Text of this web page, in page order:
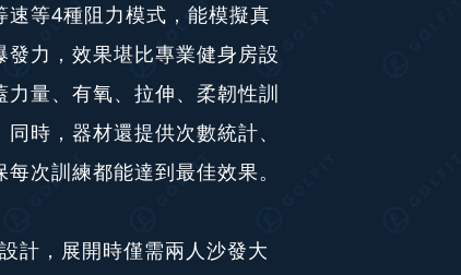
等4種阻力模式，能模擬真
力，效果堪比專業健身房設
量、有氧、拉伸、柔韌性訓
時，器材還提供次數統計、
次訓練都能達到最佳效果。
，展開時僅需兩人沙發大